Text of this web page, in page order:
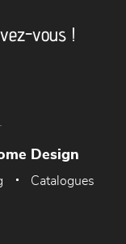
vous !
Design
Catalogues